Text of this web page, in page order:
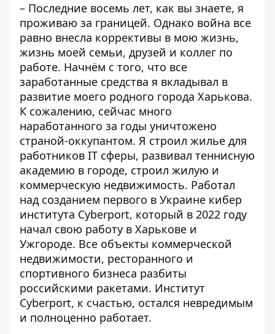
– Последние восемь лет, как вы знаете, я
проживаю за границей. Однако война все
равно внесла коррективы в мою жизнь,
жизнь моей семьи, друзей и коллег по
работе. Начнём с того, что все
заработанные средства я вкладывал в
развитие моего родного города Харькова.
К сожалению, сейчас много
наработанного за годы уничтожено
страной-оккупантом. Я строил жилье для
работников IT сферы, развивал теннисную
академию в городе, строил жилую и
коммерческую недвижимость. Работал
над созданием первого в Украине кибер
института Cyberport, который в 2022 году
начал свою работу в Харькове и
Ужгороде. Все объекты коммерческой
недвижимости, ресторанного и
спортивного бизнеса разбиты
российскими ракетами. Институт
Cyberport, к счастью, остался невредимым
и полноценно работает.